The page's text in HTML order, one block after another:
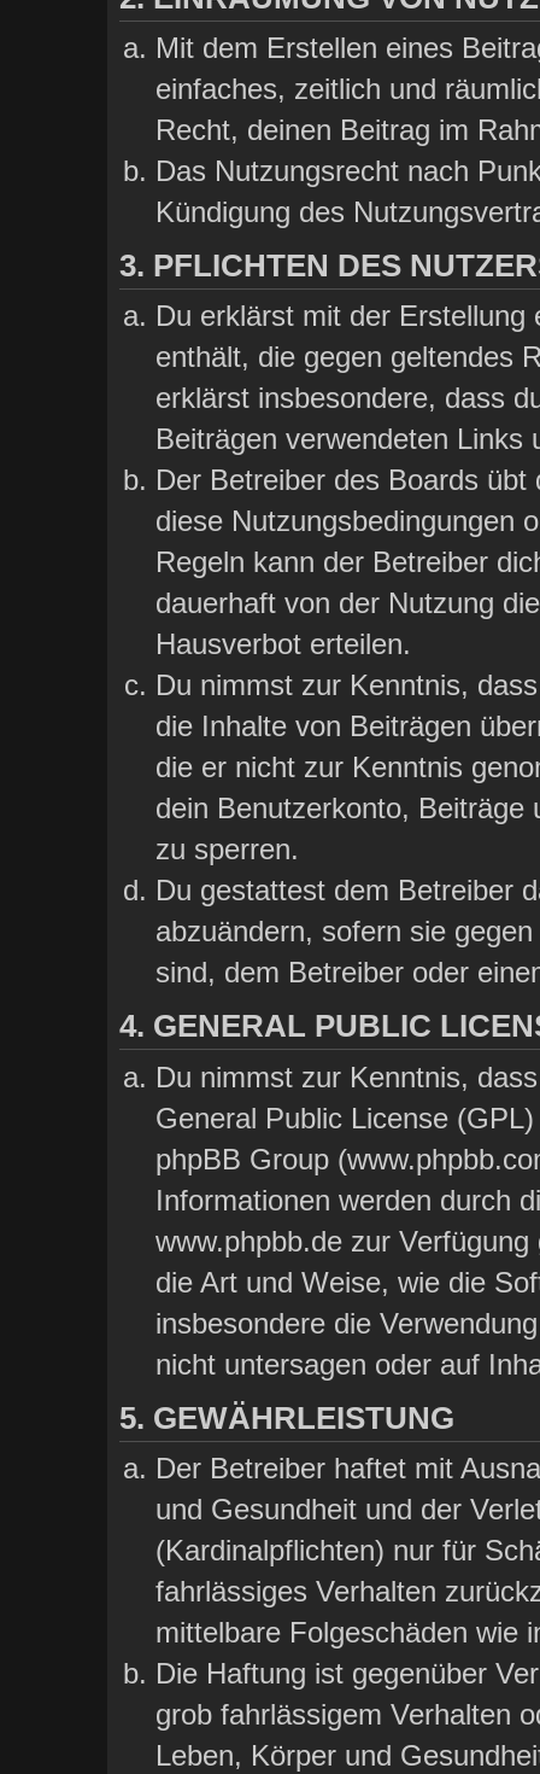
Mit dem Erstellen eines
einfaches, zeitlich und
Recht, deinen Beitrag im
Das Nutzungsrecht nach
Kündigung des
3. PFLICHTEN DES
Du erklärst mit der
enthält, die gegen geltendes
erklärst insbesondere, dass
Beiträgen verwendeten Links
Der Betreiber des Boards
diese Nutzungsbedingungen
Regeln kann der Betreiber
dauerhaft von der Nutzung
Hausverbot erteilen.
Du nimmst zur Kenntnis,
die Inhalte von Beiträgen
die er nicht zur Kenntnis
dein Benutzerkonto, Beiträge
zu sperren.
Du gestattest dem Betreiber
abzuändern, sofern sie
sind, dem Betreiber oder
4. GENERAL PUBLIC
Du nimmst zur Kenntnis,
General Public License
phpBB Group
Informationen werden durch
www.phpbb.de zur
die Art und Weise, wie die
insbesondere die
nicht untersagen oder auf
5. GEWÄHRLEISTUNG
Der Betreiber haftet mit
und Gesundheit und der
(Kardinalpflichten) nur für
fahrlässiges Verhalten
mittelbare Folgeschäden wie
Die Haftung ist gegenüber
grob fahrlässigem Verhalten
Leben, Körper und